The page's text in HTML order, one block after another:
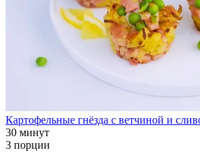
Картофельные гнёзда с ветчиной и
30 минут
3 порции